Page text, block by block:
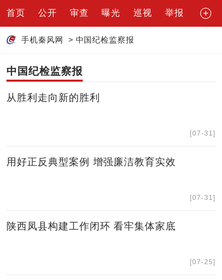
首页 公开 审查 曝光 巡视 举报
手机秦风网 > 中国纪检监察报
中国纪检监察报
从胜利走向新的胜利
[07-31]
用好正反典型案例 增强廉洁教育实效
[07-31]
陕西凤县构建工作闭环 看牢集体家底
[07-25]